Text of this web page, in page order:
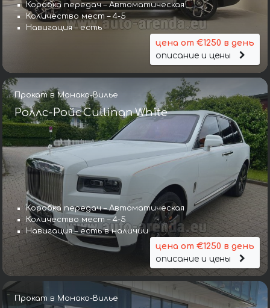
Коробка передач – Автоматическая
Количество мест – 4-5
Навигация – есть
цена от €1250 в день
описание и цены
Прокат в Монако-Вилье
Роллс-Ройс Cullinan White
Коробка передач – Автоматическая
Количество мест – 4-5
Навигация – есть в наличии
цена от €1250 в день
описание и цены
Прокат в Монако-Вилье